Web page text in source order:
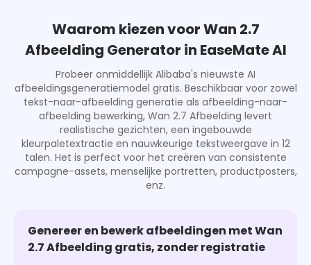
Waarom kiezen voor Wan 2.7
Afbeelding Generator in EaseMate AI
Probeer onmiddellijk Alibaba's nieuwste AI
afbeeldingsgeneratiemodel gratis. Beschikbaar voor zowel
tekst-naar-afbeelding generatie als afbeelding-naar-
afbeelding bewerking, Wan 2.7 Afbeelding levert
realistische gezichten, een ingebouwde
kleurpaletextractie en nauwkeurige tekstweergave in 12
talen. Het is perfect voor het creëren van consistente
campagne-assets, menselijke portretten, productposters,
enz.
Genereer en bewerk afbeeldingen met Wan
2.7 Afbeelding gratis, zonder registratie